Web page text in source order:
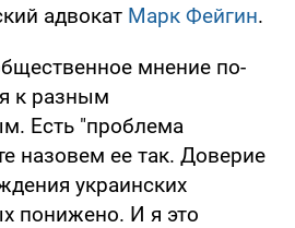
адвокат Марк Фейгин.
мнение по-
к разным
Есть "проблема
назовем ее так. Доверие
украинских
понижено. И я это